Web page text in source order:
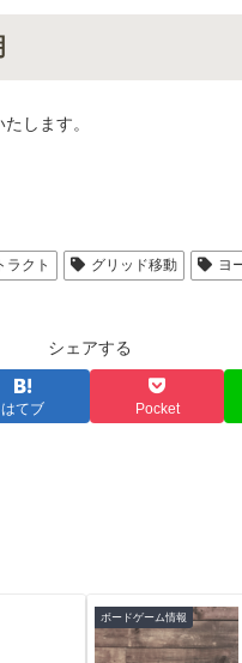
します。
ラクト グリッド移動 ヨ
シェアする
はてブ Pocket
ボードゲーム情報